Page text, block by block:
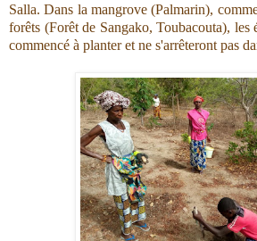
Salla. Dans la mangrove (Palmarin),
forêts (Forêt de Sangako, Toubacouta), les
commencé à planter et ne s'arrêteront pas